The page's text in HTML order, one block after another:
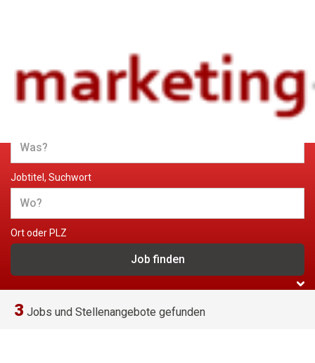
Jobs und Stellenangebote im
Marketing
Jobtitel, Suchwort
Ort oder PLZ
3 Jobs und Stellenangebote gefunden